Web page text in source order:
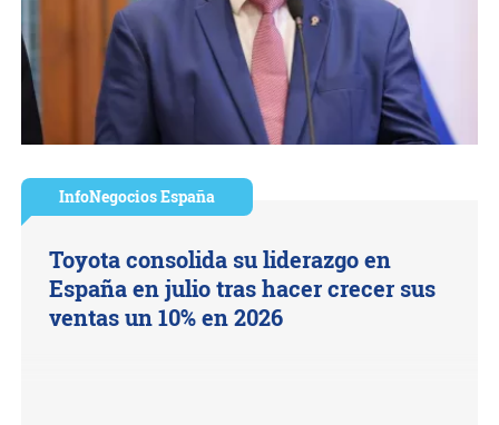
InfoNegocios España
Toyota consolida su liderazgo en
España en julio tras hacer crecer sus
ventas un 10% en 2026